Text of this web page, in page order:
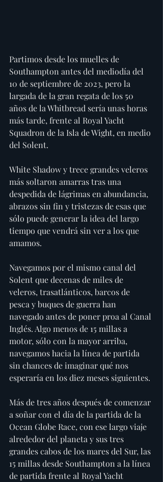
Partimos desde los muelles de
Southampton antes del mediodía del
10 de septiembre de 2023, pero la
largada de la gran regata de los 50
años de la Whitbread sería unas horas
más tarde, frente al Royal Yacht
Squadron de la Isla de Wight, en medio
del Solent.
White Shadow y trece grandes veleros
más soltaron amarras tras una
despedida de lágrimas en abundancia,
abrazos sin fin y tristezas de esas que
sólo puede generar la idea del largo
tiempo que vendrá sin ver a los que
amamos.
Navegamos por el mismo canal del
Solent que decenas de miles de
veleros, trasatlánticos, barcos de
pesca y buques de guerra han
navegado antes de poner proa al Canal
Inglés. Algo menos de 15 millas a
motor, sólo con la mayor arriba,
navegamos hacia la línea de partida
sin chances de imaginar qué nos
esperaría en los diez meses siguientes.
Más de tres años después de comenzar
a soñar con el día de la partida de la
Ocean Globe Race, con ese largo viaje
alrededor del planeta y sus tres
grandes cabos de los mares del Sur, las
15 millas desde Southampton a la línea
de partida frente al Royal Yacht